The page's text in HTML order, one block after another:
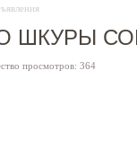
ШКУРЫ
просмотров: 364